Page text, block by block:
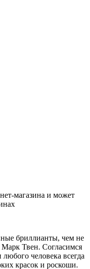
магазина и может
бриллианты, чем не
Марк Твен. Согласимся
человека всегда
красок и роскоши.